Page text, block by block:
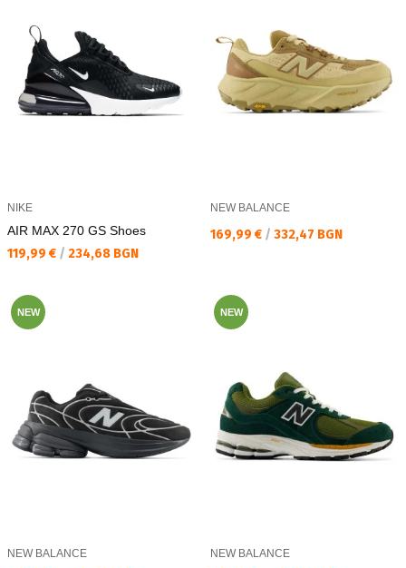
NIKE
AIR MAX 270 GS Shoes
Текуща цена:
119,99 € / 234,68 BGN
NEW BALANCE
Текуща цена:
169,99 € / 332,47 BGN
NEW
NEW BALANCE
NEW
NEW BALANCE